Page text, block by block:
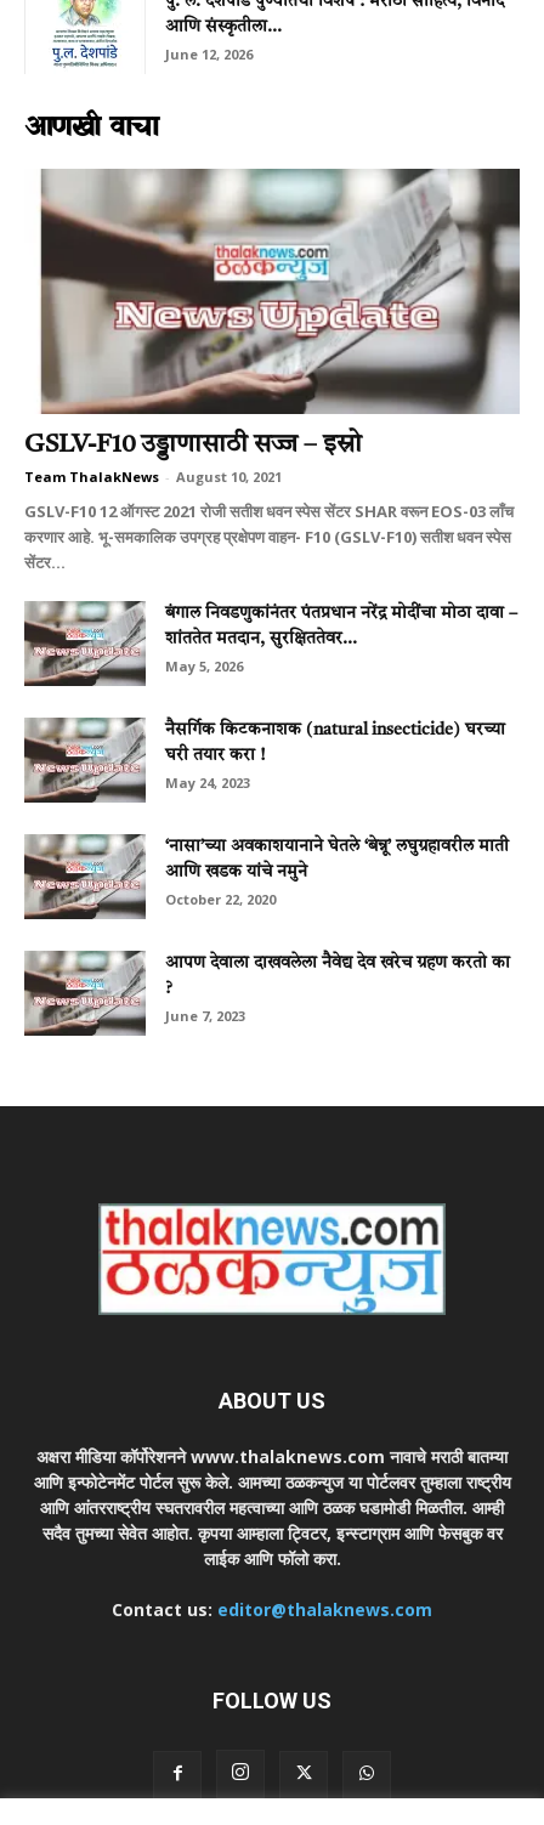
आणि संस्कृतीला...
June 12, 2026
आणखी वाचा
GSLV-F10 उड्डाणासाठी सज्ज – इस्रो
Team ThalakNews - August 10, 2021
GSLV-F10 12 ऑगस्ट 2021 रोजी सतीश धवन स्पेस सेंटर SHAR वरून EOS-03 लाँच
करणार आहे. भू-समकालिक उपग्रह प्रक्षेपण वाहन- F10 (GSLV-F10) सतीश धवन स्पेस
सेंटर...
बंगाल निवडणुकांनंतर पंतप्रधान नरेंद्र मोदींचा मोठा दावा –
शांततेत मतदान, सुरक्षिततेवर...
May 5, 2026
नैसर्गिक किटकनाशक (natural insecticide) घरच्या
घरी तयार करा !
May 24, 2023
‘नासा’च्या अवकाशयानाने घेतले ‘बेन्नू’ लघुग्रहावरील माती
आणि खडक यांचे नमुने
October 22, 2020
आपण देवाला दाखवलेला नैवेद्य देव खरेच ग्रहण करतो का
?
June 7, 2023
ABOUT US
अक्षरा मीडिया कॉर्पोरेशनने www.thalaknews.com नावाचे मराठी बातम्या
आणि इन्फोटेनमेंट पोर्टल सुरू केले. आमच्या ठळकन्युज या पोर्टलवर तुम्हाला राष्ट्रीय
आणि आंतरराष्ट्रीय स्घतरावरील महत्वाच्या आणि ठळक घडामोडी मिळतील. आम्ही
सदैव तुमच्या सेवेत आहोत. कृपया आम्हाला ट्विटर, इन्स्टाग्राम आणि फेसबुक वर
लाईक आणि फॉलो करा.
Contact us: editor@thalaknews.com
FOLLOW US